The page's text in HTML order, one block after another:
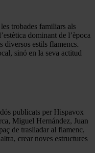
trobades familiars als
dominant de l’època
diversos estils flamencs.
sinó en la seva actitud
publicats per Hispavox
Miguel Hernández, Juan
de traslladar al flamenc,
crear noves estructures